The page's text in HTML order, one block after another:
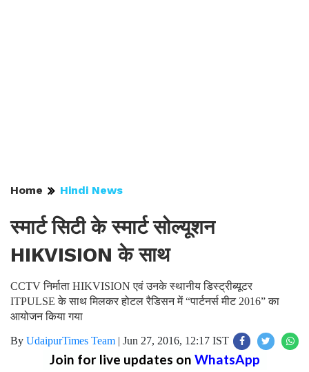
Home Hindi News
स्मार्ट सिटी के स्मार्ट सोल्यूशन
HIKVISION के साथ
CCTV निर्माता HIKVISION एवं उनके स्थानीय डिस्ट्रीब्यूटर
ITPULSE के साथ मिलकर होटल रैडिसन में “पार्टनर्स मीट 2016” का
आयोजन किया गया
By UdaipurTimes Team | Jun 27, 2016, 12:17 IST
Join for live updates on WhatsApp